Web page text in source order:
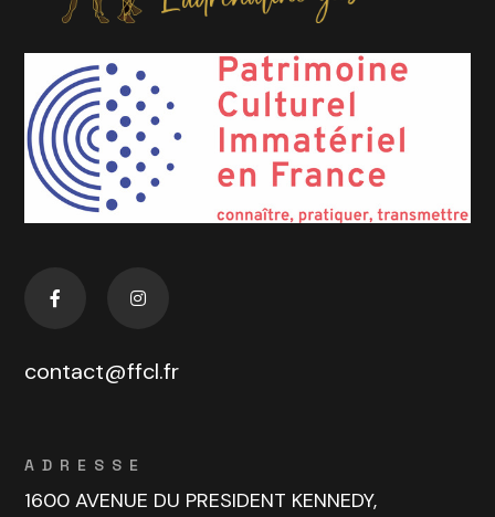
contact@ffcl.fr
ADRESSE
1600 AVENUE DU PRESIDENT KENNEDY,